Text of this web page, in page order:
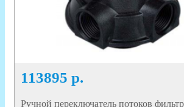
113895 р.
Ручной переключатель потоков